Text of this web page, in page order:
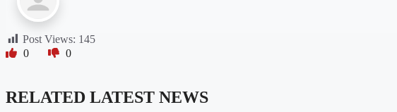
Post Views: 145
0
0
RELATED LATEST NEWS